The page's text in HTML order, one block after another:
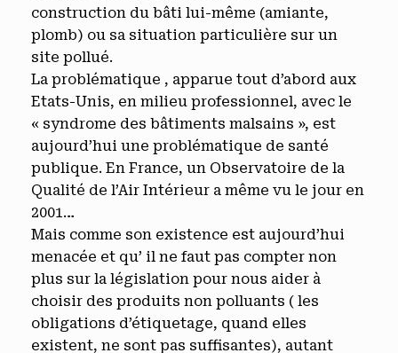
construction du bâti lui-même (amiante,
plomb) ou sa situation particulière sur un
site pollué.
La problématique , apparue tout d’abord aux
Etats-Unis, en milieu professionnel, avec le
« syndrome des bâtiments malsains », est
aujourd’hui une problématique de santé
publique. En France, un Observatoire de la
Qualité de l’Air Intérieur a même vu le jour en
2001…
Mais comme son existence est aujourd’hui
menacée et qu’ il ne faut pas compter non
plus sur la législation pour nous aider à
choisir des produits non polluants ( les
obligations d’étiquetage, quand elles
existent, ne sont pas suffisantes), autant